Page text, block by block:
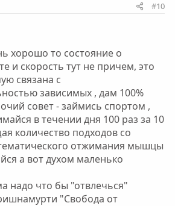
ы
й
г
о
л
о
с
ы
й
г
о
л
о
с
#10
хорошо то состояние о
и скорость тут не причем, это
связана с
зависимых , дам 100%
совет - займись спортом ,
в течении дня 100 раз за 10
количество подходов со
отжимания мышцы
а вот духом маленько
надо что бы "отвлечься"
"Свобода от